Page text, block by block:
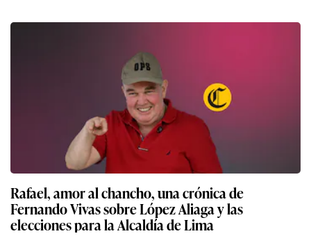
Rafael, amor al chancho, una crónica de
Fernando Vivas sobre López Aliaga y las
elecciones para la Alcaldía de Lima